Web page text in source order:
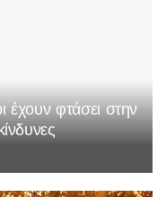
έχουν φτάσει στην